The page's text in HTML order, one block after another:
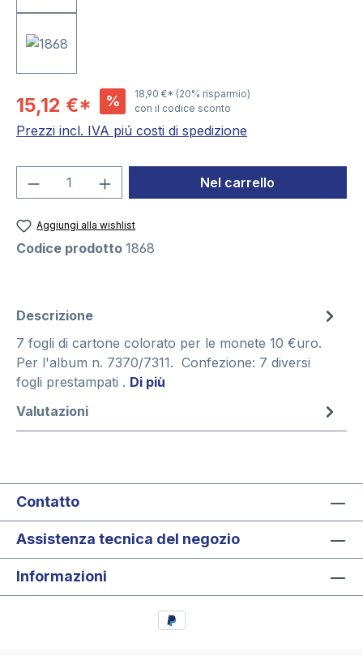
15,12 €* % 18,90 €* (20% risparmio)
con il codice sconto
Prezzi incl. IVA piú costi di spedizione
Quantità del prodotto: inserisci la
Nel carrello
Aggiungi alla wishlist
Codice prodotto 1868
Descrizione
7 fogli di cartone colorato per le monete 10 €uro.
Per l'album n. 7370/7311. Confezione: 7 diversi
fogli prestampati . Di più
Valutazioni
Contatto
Assistenza tecnica del negozio
Informazioni